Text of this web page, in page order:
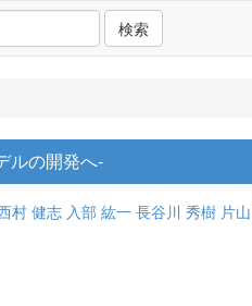
検索
ルの開発へ-
村 健志 入部 紘一 長谷川 秀樹 片